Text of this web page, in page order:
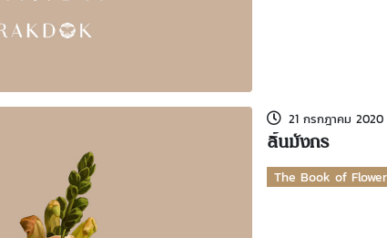
21 กรกฎาคม 2020
ลิ้นมังกร
The Book of